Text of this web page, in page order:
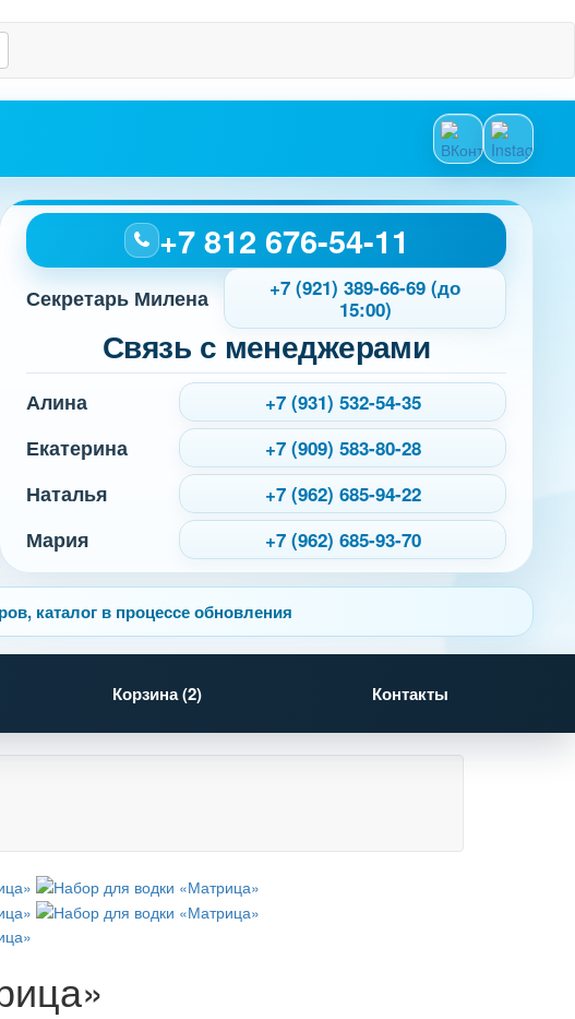
+7 812 676-54-11
Секретарь Милена
+7 (921) 389-66-69 (до
15:00)
Связь с менеджерами
Алина +7 (931) 532-54-35
Екатерина +7 (909) 583-80-28
Наталья +7 (962) 685-94-22
Мария +7 (962) 685-93-70
каталог в процессе обновления
Корзина (2) Контакты